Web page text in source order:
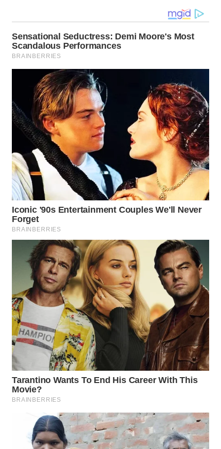
KALTARA
WN
KALSEL
KALTIM
WN
SULSEL
WN
GORONTALO
WN
SULUT
WN
MALUKU
WN
MALUT
WN
DAIRI
WN
DANAU
WN
NIAS
WN
LANGKAT